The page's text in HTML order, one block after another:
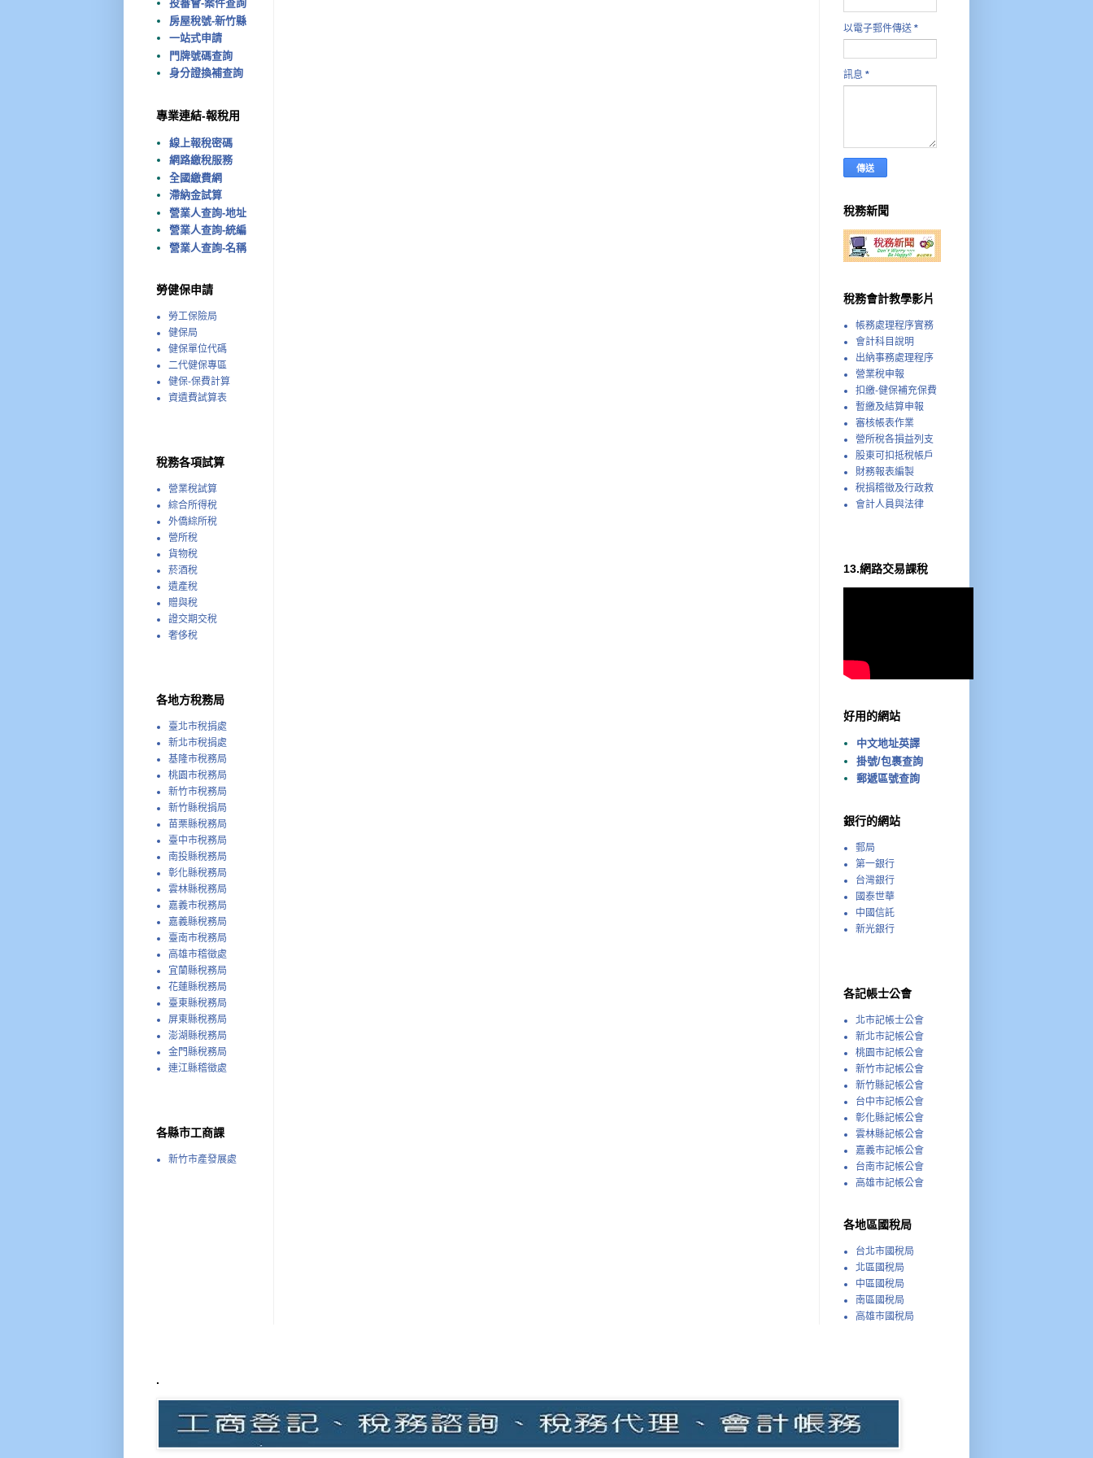
投審會-案件查詢
房屋稅號-新竹縣
一站式申請
門牌號碼查詢
身分證換補查詢
專業連結-報稅用
線上報稅密碼
網路繳稅服務
全國繳費網
滯納金試算
營業人查詢-地址
營業人查詢-統編
營業人查詢-名稱
勞健保申請
勞工保險局
健保局
健保單位代碼
二代健保專區
健保-保費計算
資遺費試算表
稅務各項試算
營業稅試算
綜合所得稅
外僑綜所稅
營所稅
貨物稅
菸酒稅
遺產稅
贈與稅
證交期交稅
奢侈稅
各地方稅務局
臺北市稅捐處
新北市稅捐處
基隆市稅務局
桃園市稅務局
新竹市稅務局
新竹縣稅捐局
苗栗縣稅務局
臺中市稅務局
南投縣稅務局
彰化縣稅務局
雲林縣稅務局
嘉義市稅務局
嘉義縣稅務局
臺南市稅務局
高雄市稽徵處
宜蘭縣稅務局
花蓮縣稅務局
臺東縣稅務局
屏東縣稅務局
澎湖縣稅務局
金門縣稅務局
連江縣稽徵處
各縣市工商課
新竹市產發展處
以電子郵件傳送 *
訊息 *
稅務新聞
稅務會計教學影片
帳務處理程序實務
會計科目說明
出納事務處理程序
營業稅申報
扣繳-健保補充保費
暫繳及結算申報
審核帳表作業
營所稅各損益列支
股東可扣抵稅帳戶
財務報表編製
稅捐稽徵及行政救
會計人員與法律
13.網路交易課稅
好用的網站
中文地址英譯
掛號/包裹查詢
郵遞區號查詢
銀行的網站
郵局
第一銀行
台灣銀行
國泰世華
中國信託
新光銀行
各記帳士公會
北市記帳士公會
新北市記帳公會
桃園市記帳公會
新竹市記帳公會
新竹縣記帳公會
台中市記帳公會
彰化縣記帳公會
雲林縣記帳公會
嘉義市記帳公會
台南市記帳公會
高雄市記帳公會
各地區國稅局
台北市國稅局
北區國稅局
中區國稅局
南區國稅局
高雄市國稅局
.